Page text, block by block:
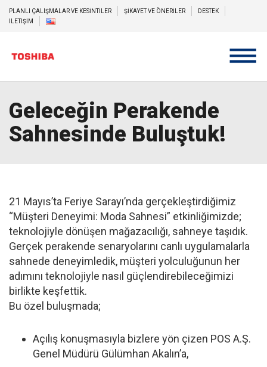
PLANLI ÇALIŞMALAR VE KESİNTİLER ŞİKAYET VE ÖNERİLER
DESTEK
İLETİŞİM
Geleceğin Perakende
Sahnesinde Buluştuk!
21 Mayıs’ta Feriye Sarayı’nda gerçekleştirdiğimiz
“Müşteri Deneyimi: Moda Sahnesi” etkinliğimizde;
teknolojiyle dönüşen mağazacılığı, sahneye taşıdık.
Gerçek perakende senaryolarını canlı uygulamalarla
sahnede deneyimledik, müşteri yolculuğunun her
adımını teknolojiyle nasıl güçlendirebileceğimizi
birlikte keşfettik.
Bu özel buluşmada;
Açılış konuşmasıyla bizlere yön çizen POS A.Ş.
Genel Müdürü Gülümhan Akalın’a,